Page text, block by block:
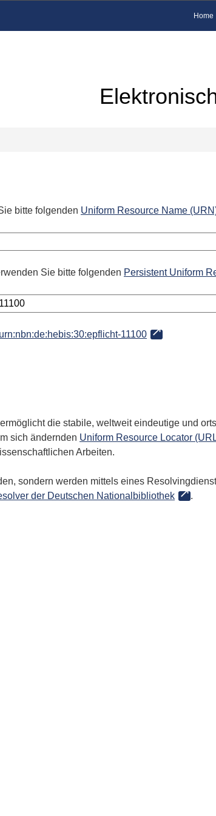
Home
bitte folgenden Uniform Resource Name
Sie bitte folgenden Persistent Uniform
urn:nbn:de:hebis:30:epflicht-11100
ermöglicht die stabile, weltweit eindeutige und
sich ändernden Uniform Resource Locator
Arbeiten.
sondern werden mittels eines
der Deutschen Nationalbibliothek .